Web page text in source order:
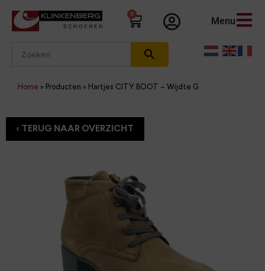
0
Menu
Home » Producten » Hartjes CITY BOOT – Wijdte G